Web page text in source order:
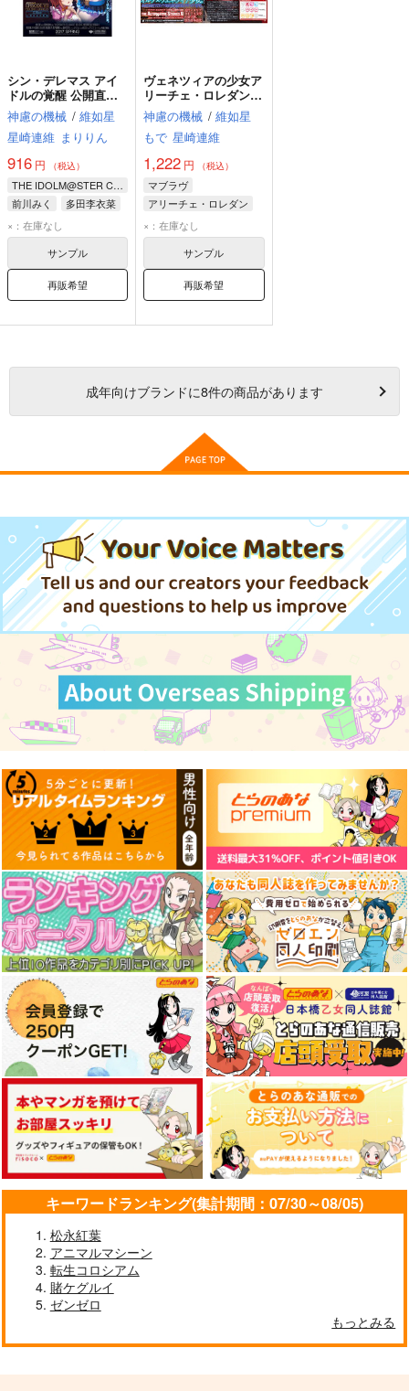
シン・デレマス アイ
ドルの覚醒 公開直前
準備号
神慮の機械 / 維如星
星崎連維 まりりん
916 円 （税込）
THE IDOLM@STER CINDERELLA GIRLS
前川みく
多田李衣菜
×：在庫なし
サンプル
再販希望
ヴェネツィアの少女ア
リーチェ・ロレダンの
遺言
神慮の機械 / 維如星
もで 星崎連維
1,222 円 （税込）
マブラヴ
アリーチェ・ロレダン
モニカ・ジアコーザ
×：在庫なし
サンプル
再販希望
成年向けブランドに8件の商品があります
キーワードランキング(集計期間：07/30～08/05)
松永紅葉
アニマルマシーン
転生コロシアム
賭ケグルイ
ゼンゼロ
もっとみる